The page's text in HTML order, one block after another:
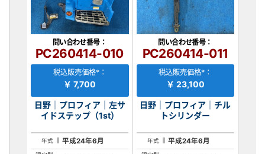
問い合わせ番号：
PC260414-010
税込販売価格*：
￥ 7,700
日野｜プロフィア｜左サ
イドステップ（1st）
年式 平成24年6月
問い合わせ番号：
PC260414-011
税込販売価格*：
￥ 23,100
日野｜プロフィア｜チル
トシリンダー
年式 平成24年6月